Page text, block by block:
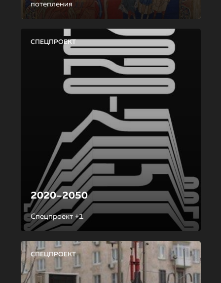
потепления
СПЕЦПРОЕКТ
2020–2050
Спецпроект +1
СПЕЦПРОЕКТ